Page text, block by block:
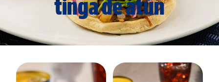
tinga de atún